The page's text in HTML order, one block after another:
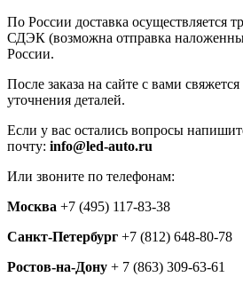
По России доставка осуществляется
СДЭК (возможна отправка
России.
После заказа на сайте с вами
уточнения деталей.
Если у вас остались вопросы
почту: info@led-auto.ru
Или звоните по телефонам:
Москва +7 (495) 117-83-38
Санкт-Петербург +7 (812) 648-80-78
Ростов-на-Дону + 7 (863) 309-63-61